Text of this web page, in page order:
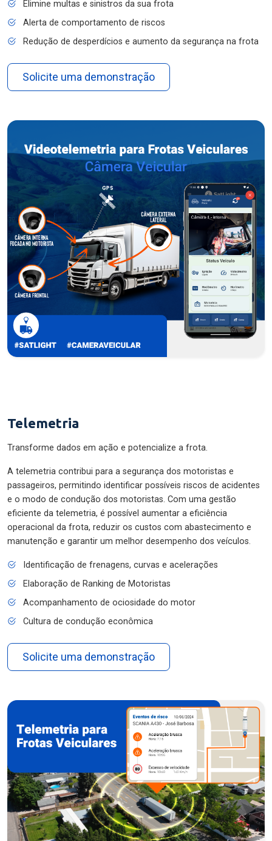
Elimine multas e sinistros da sua frota
Alerta de comportamento de riscos
Redução de desperdícios e aumento da segurança na frota
Solicite uma demonstração
Telemetria
Transforme dados em ação e potencialize a frota.
A telemetria contribui para a segurança dos motoristas e
passageiros, permitindo identificar possíveis riscos de acidentes
e o modo de condução dos motoristas. Com uma gestão
eficiente da telemetria, é possível aumentar a eficiência
operacional da frota, reduzir os custos com abastecimento e
manutenção e garantir um melhor desempenho dos veículos.
Identificação de frenagens, curvas e acelerações
Elaboração de Ranking de Motoristas
Acompanhamento de ociosidade do motor
Cultura de condução econômica
Solicite uma demonstração